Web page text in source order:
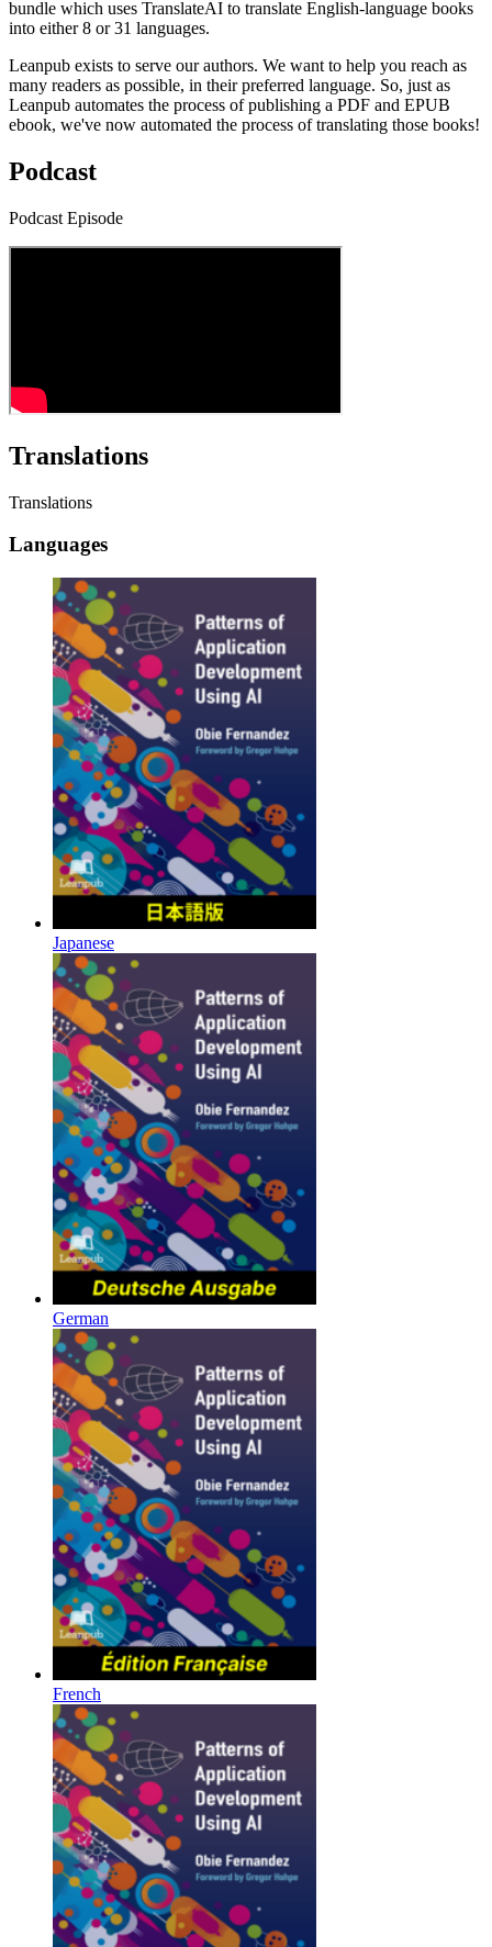
bundle which uses TranslateAI to translate English-language books
into either 8 or 31 languages.
Leanpub exists to serve our authors. We want to help you reach as
many readers as possible, in their preferred language. So, just as
Leanpub automates the process of publishing a PDF and EPUB
ebook, we've now automated the process of translating those books!
Podcast
Podcast Episode
Translations
Translations
Languages
Japanese
German
French